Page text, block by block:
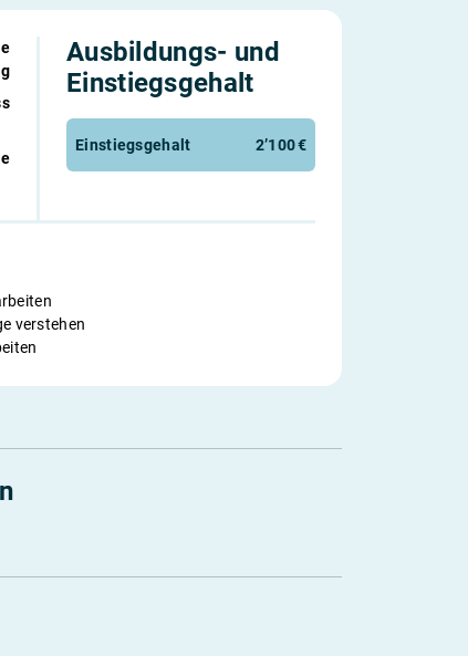
verstehen
Ausbildungs- und
Einstiegs­gehalt
Einstiegsgehalt 2’100 €